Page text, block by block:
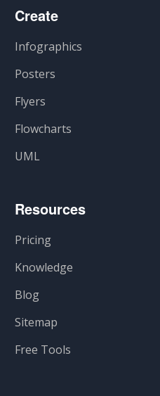
Create
Infographics
Posters
Flyers
Flowcharts
UML
Resources
Pricing
Knowledge
Blog
Sitemap
Free Tools